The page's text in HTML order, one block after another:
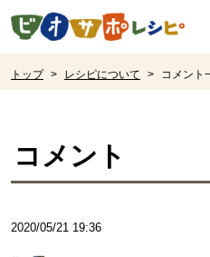
ページの先頭です。
トップ > レシピについて > コメント
コメント
2020/05/21 19:36